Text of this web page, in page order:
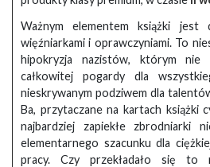
Ważnym elementem książki jest
więźniarkami i oprawczyniami. To
hipokryzja nazistów, którym nie
całkowitej pogardy dla
nieskrywanym podziwem dla
Ba, przytaczane na kartach książki
najbardziej zapiekłe zbrodniarki
elementarnego szacunku dla
pracy. Czy przekładało się to